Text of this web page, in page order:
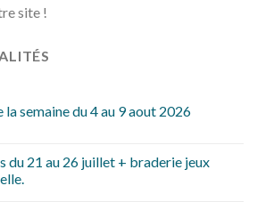
site !
la semaine du 4 au 9 aout 2026
du 21 au 26 juillet + braderie jeux